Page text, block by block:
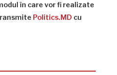
în care vor fi realizate
Politics.MD cu